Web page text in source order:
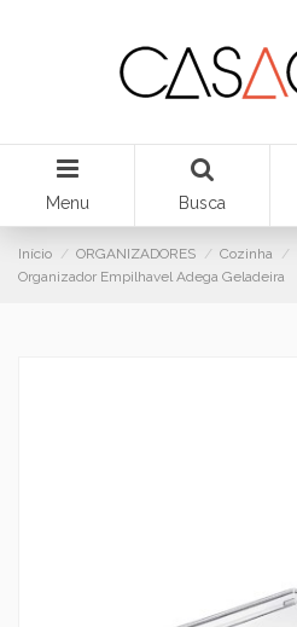
Menu Busca
Início ORGANIZADORES Cozinha
Organizador Empilhavel Adega Geladeira